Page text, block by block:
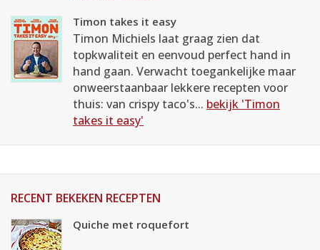
Timon takes it easy
Timon Michiels laat graag zien dat
topkwaliteit en eenvoud perfect hand in
hand gaan. Verwacht toegankelijke maar
onweerstaanbaar lekkere recepten voor
thuis: van crispy taco's... bekijk 'Timon
takes it easy'
RECENT BEKEKEN RECEPTEN
Quiche met roquefort